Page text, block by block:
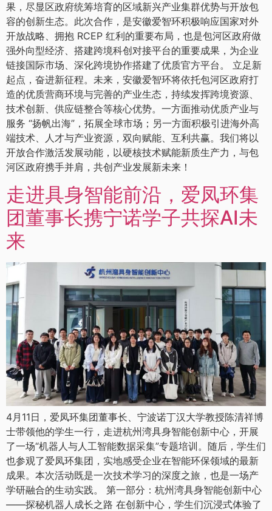
果，尽显区政府统筹培育的区域新兴产业集群优势与开放包
容的创新生态。此次合作，是安徽爱智环积极响应国家对外
开放战略、拥抱 RCEP 红利的重要布局，也是包河区政府做
强外向型经济、搭建跨境科创对接平台的重要成果，为企业
链接国际市场、深化跨境协作搭建了优质官方平台。 立足新
起点，奋进新征程。未来，安徽爱智环将依托包河区政府打
造的优质营商环境与完善的产业生态，持续发挥跨境资源、
技术创新、供应链整合等核心优势。一方面推动优质产业与
服务 “扬帆出海”，拓展全球市场；另一方面积极引进海外高
端技术、人才与产业资源，双向赋能、互利共赢。我们将以
开放合作激活发展动能，以硬核技术赋能新质生产力，与包
河区政府携手并肩，共创产业发展新未来！
走进具身智能前沿，爱凤环集
团董事长携宁诺学子共探AI未
来
4月11日，爱凤环集团董事长、宁波诺丁汉大学教授陈清祥博
士带领他的学生一行，走进杭州湾具身智能创新中心，开展
了一场“机器人与人工智能数据采集”专题培训。随后，学生们
也参观了爱凤环集团，实地感受企业在智能环保领域的最新
成果。本次活动既是一次技术学习的深度之旅，也是一场产
学研融合的生动实践。 第一部分：杭州湾具身智能创新中心
——探秘机器人成长之路 在创新中心，学生们沉浸式体验了